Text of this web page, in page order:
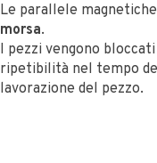
Le parallele
morsa.
I pezzi vengono
ripetibilità nel tempo
lavorazione del pezzo.